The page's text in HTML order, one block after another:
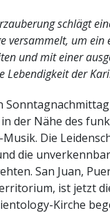
schlägt
versammelt, um
und mit einer
Lebendigkeit der
der Nähe des
Die
die
San Juan,
ist jetzt
Kirche